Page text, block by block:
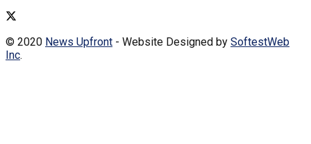
© 2020 News Upfront - Website Designed by SoftestWeb
Inc.